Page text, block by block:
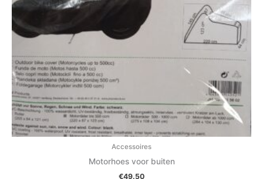
Accessoires
Motorhoes voor buiten
€49.50